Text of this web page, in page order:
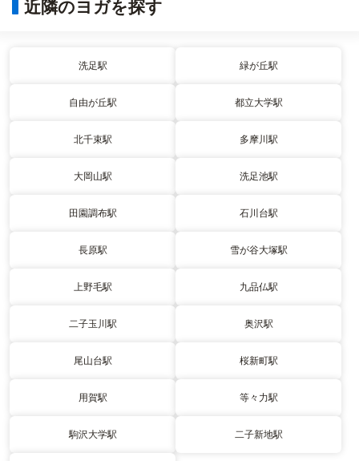
近隣のヨガを探す
洗足駅 緑が丘駅
自由が丘駅 都立大学駅
北千束駅 多摩川駅
大岡山駅 洗足池駅
田園調布駅 石川台駅
長原駅 雪が谷大塚駅
上野毛駅 九品仏駅
二子玉川駅 奥沢駅
尾山台駅 桜新町駅
用賀駅 等々力駅
駒沢大学駅 二子新地駅